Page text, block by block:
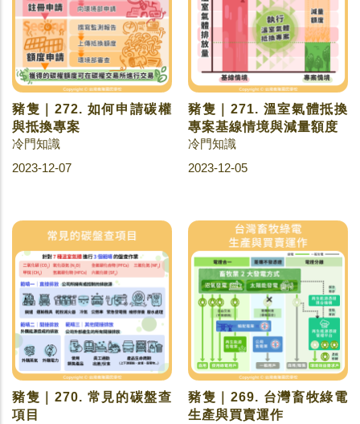
豬隻｜272. 如何申請碳權
與抵換專案
冷門知識
2023-12-07
豬隻｜271. 溫室氣體抵換
專案基線情境與減量額度
冷門知識
2023-12-05
豬隻｜270. 常見的碳盤查
項目
豬隻｜269. 台灣畜牧綠電
生產與買賣運作